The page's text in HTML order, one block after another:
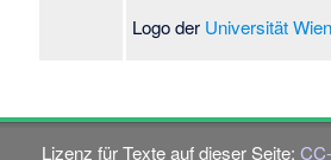
Logo der Universität Wien
Lizenz für Texte auf dieser Seite: